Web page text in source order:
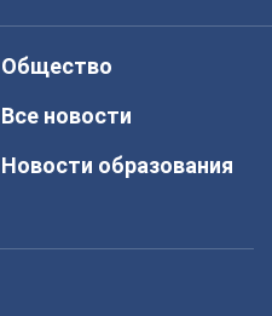
Общество
Все новости
Новости образования